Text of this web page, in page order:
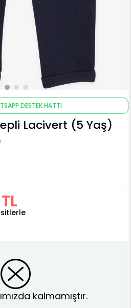
DESTEK HATTI
Lacivert (5 Yaş)
kalmamıştır.